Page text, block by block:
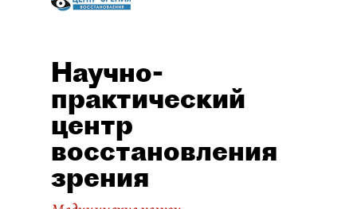
Научно-
практический
центр
восстановления
зрения